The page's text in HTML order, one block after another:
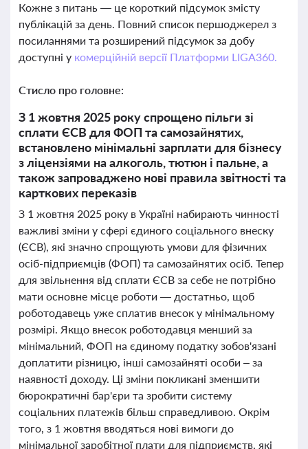
Кожне з питань — це короткий підсумок змісту
публікацій за день. Повний список першоджерел з
посиланнями та розширений підсумок за добу
доступні у комерційній версії Платформи LIGA360.
Стисло про головне:
З 1 жовтня 2025 року спрощено пільги зі
сплати ЄСВ для ФОП та самозайнятих,
встановлено мінімальні зарплати для бізнесу
з ліцензіями на алкоголь, тютюн і пальне, а
також запроваджено нові правила звітності та
карткових переказів
З 1 жовтня 2025 року в Україні набирають чинності
важливі зміни у сфері єдиного соціального внеску
(ЄСВ), які значно спрощують умови для фізичних
осіб-підприємців (ФОП) та самозайнятих осіб. Тепер
для звільнення від сплати ЄСВ за себе не потрібно
мати основне місце роботи — достатньо, щоб
роботодавець уже сплатив внесок у мінімальному
розмірі. Якщо внесок роботодавця менший за
мінімальний, ФОП на єдиному податку зобов'язані
доплатити різницю, інші самозайняті особи – за
наявності доходу. Ці зміни покликані зменшити
бюрократичні бар'єри та зробити систему
соціальних платежів більш справедливою. Окрім
того, з 1 жовтня вводяться нові вимоги до
мінімальної заробітної плати для підприємств, які